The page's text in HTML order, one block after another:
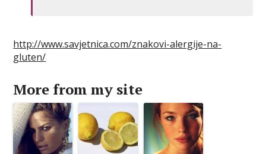
http://www.savjetnica.com/znakovi-alergije-na-
gluten/
More from my site